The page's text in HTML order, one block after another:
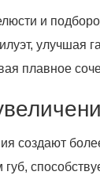
и
улучшая
плавное
создают